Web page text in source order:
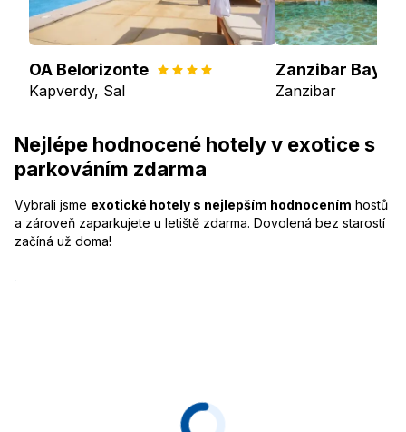
OA Belorizonte
Kapverdy, Sal
Zanzibar Bay
Zanzibar
Nejlépe hodnocené hotely v exotice s
parkováním zdarma
Vybrali jsme exotické hotely s nejlepším hodnocením hostů
a zároveň zaparkujete u letiště zdarma. Dovolená bez starostí
začíná už doma!